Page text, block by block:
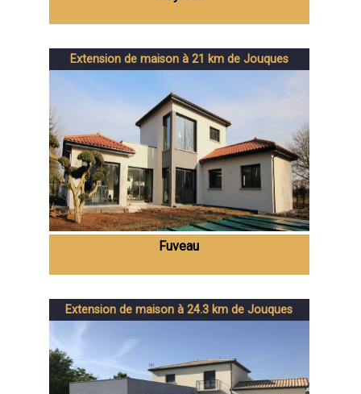
Extension de maison à 21 km de Jouques
Fuveau
Extension de maison à 24.3 km de Jouques